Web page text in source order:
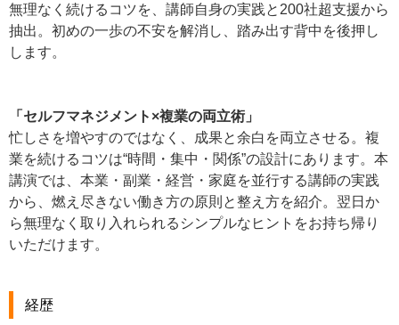
無理なく続けるコツを、講師自身の実践と200社超支援から
抽出。初めの一歩の不安を解消し、踏み出す背中を後押し
します。
「セルフマネジメント×複業の両立術」
忙しさを増やすのではなく、成果と余白を両立させる。複
業を続けるコツは“時間・集中・関係”の設計にあります。本
講演では、本業・副業・経営・家庭を並行する講師の実践
から、燃え尽きない働き方の原則と整え方を紹介。翌日か
ら無理なく取り入れられるシンプルなヒントをお持ち帰り
いただけます。
経歴